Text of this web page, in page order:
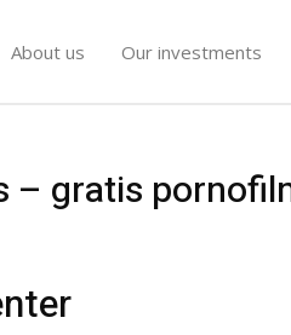
About us Our investments
– gratis